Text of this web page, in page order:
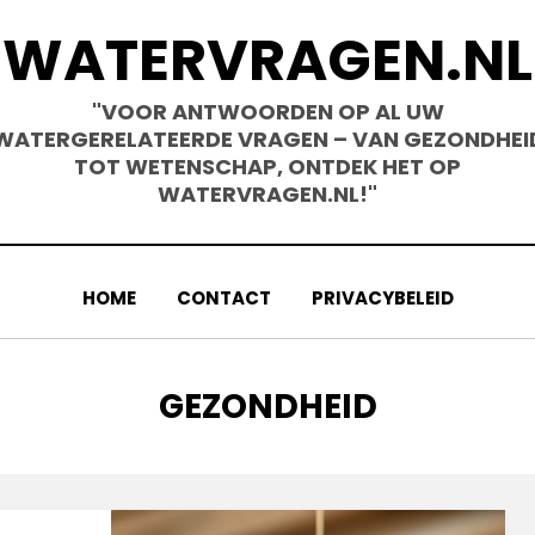
WATERVRAGEN.NL
"VOOR ANTWOORDEN OP AL UW
VRAGEN – VAN
TOT WETENSCHAP, ONTDEK HET OP
WATERVRAGEN.NL!"
HOME CONTACT PRIVACYBELEID
CATEGORY
:
GEZONDHEID